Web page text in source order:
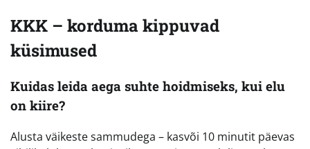
KKK – korduma kippuvad
küsimused
Kuidas leida aega suhte hoidmiseks, kui elu
on kiire?
Alusta väikeste sammudega – kasvõi 10 minutit päevas